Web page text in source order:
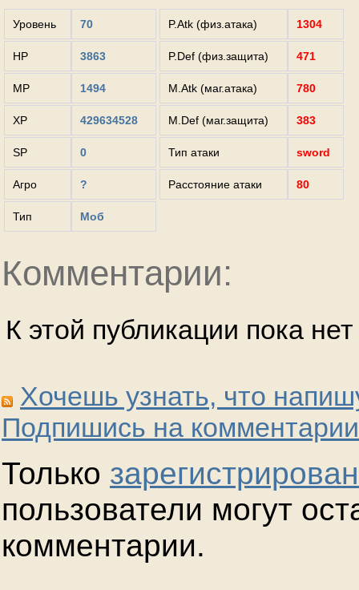
Уровень 70
HP 3863
MP 1494
XP 429634528
SP 0
Агро ?
Тип Моб
P.Atk (физ.атака) 1304
P.Def (физ.защита) 471
M.Atk (маг.атака) 780
M.Def (маг.защита) 383
Тип атаки sword
Расстояние атаки 80
Комментарии:
К этой публикации пока
Хочешь узнать, что
Подпишись на
Только
пользователи могут
комментарии.